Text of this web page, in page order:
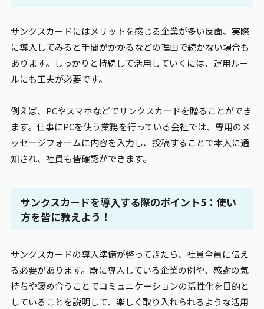
サンクスカードにはメリットを感じる企業が多い反面、実際
に導入してみると手間がかかるなどの理由で続かない場合も
あります。しっかりと持続して活用していくには、運用ルー
ルにも工夫が必要です。
例えば、PCやスマホなどでサンクスカードを贈ることができ
ます。仕事にPCを使う業務を行っている会社では、専用のメ
ッセージフォームに内容を入力し、投稿することで本人に通
知され、社員も皆確認ができます。
サンクスカードを導入する際のポイント5：使い
方を皆に教えよう！
サンクスカードの導入準備が整ってきたら、社員全員に伝え
る必要があります。既に導入している企業の例や、感謝の気
持ちや褒め合うことでコミュニケーションの活性化を目的と
していることを説明して、楽しく取り入れられるような活用